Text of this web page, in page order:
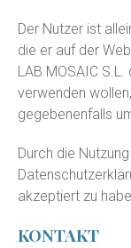
Der Nutzer ist
die er auf der
LAB MOSAIC
verwenden
gegebenenfalls
Durch die
akzeptiert zu
KONTAKT